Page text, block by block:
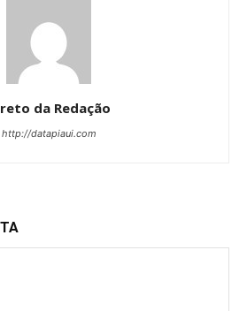
da Redação
http://datapiaui.com